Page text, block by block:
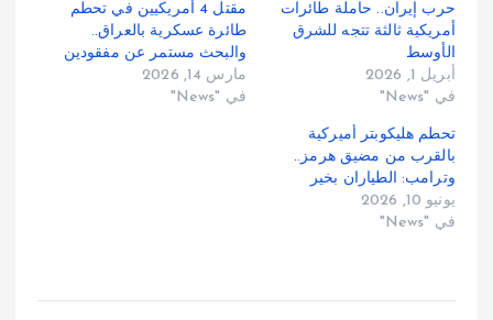
حرب إيران.. حاملة طائرات
أمريكية ثالثة تتجه للشرق
الأوسط
أبريل 1, 2026
في "News"
مقتل 4 أمريكيين في تحطم
طائرة عسكرية بالعراق..
والبحث مستمر عن مفقودين
مارس 14, 2026
في "News"
تحطم هليكوبتر أميركية
بالقرب من مضيق هرمز..
وترامب: الطياران بخير
يونيو 10, 2026
في "News"